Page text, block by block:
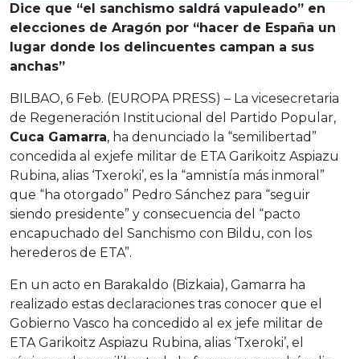
Dice que “el sanchismo saldrá vapuleado” en
elecciones de Aragón por “hacer de España un
lugar donde los delincuentes campan a sus
anchas”
BILBAO, 6 Feb. (EUROPA PRESS) – La vicesecretaria
de Regeneración Institucional del Partido Popular,
Cuca Gamarra, ha denunciado la “semilibertad”
concedida al exjefe militar de ETA Garikoitz Aspiazu
Rubina, alias ‘Txeroki’, es la “amnistía más inmoral”
que “ha otorgado” Pedro Sánchez para “seguir
siendo presidente” y consecuencia del “pacto
encapuchado del Sanchismo con Bildu, con los
herederos de ETA”.
En un acto en Barakaldo (Bizkaia), Gamarra ha
realizado estas declaraciones tras conocer que el
Gobierno Vasco ha concedido al ex jefe militar de
ETA Garikoitz Aspiazu Rubina, alias ‘Txeroki’, el